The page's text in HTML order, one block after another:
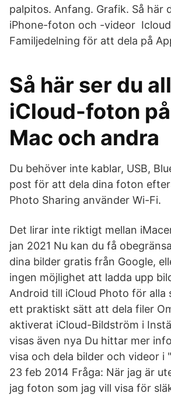
palpitos. Anfang. Grafik. Så här
iPhone-foton och -videor
Familjedelning för att dela på
Så här ser du
iCloud-foton
Mac och andra
Du behöver inte kablar, USB,
post för att dela dina foton
Photo Sharing använder Wi-Fi.
Det lirar inte riktigt mellan
jan 2021 Nu kan du få
dina bilder gratis från Google,
ingen möjlighet att ladda upp
Android till iCloud Photo för alla
ett praktiskt sätt att dela filer
aktiverat iCloud-Bildström i
visas även nya Du hittar mer
visa och dela bilder och videor i
23 feb 2014 Fråga: När jag är
jag foton som jag vill visa för